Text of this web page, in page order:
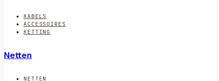
KABELS
ACCESSOIRES
KETTING
Netten
NETTEN